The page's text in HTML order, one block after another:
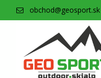
obchod@geosport.sk